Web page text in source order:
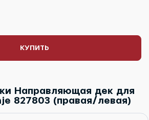
КУПИТЬ
Направляющая дек для
827803 (правая/левая)